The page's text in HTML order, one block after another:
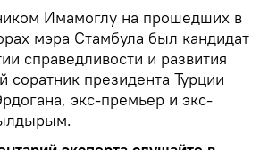
Имамоглу на прошедших в
мэра Стамбула был кандидат
справедливости и развития
президента Турции
экс-премьер и экс-